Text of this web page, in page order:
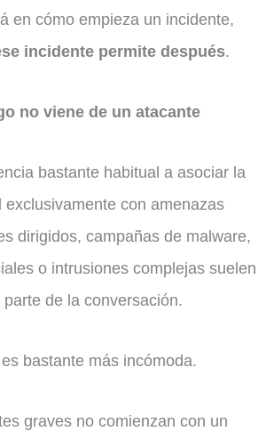
en cómo empieza un incidente,
incidente permite después.
no viene de un atacante
bastante habitual a asociar la
exclusivamente con amenazas
dirigidos, campañas de malware,
o intrusiones complejas suelen
de la conversación.
bastante más incómoda.
graves no comienzan con un